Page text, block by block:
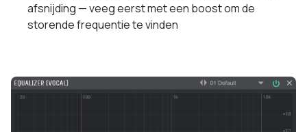
afsnijding — veeg eerst met een boost om de
storende frequentie te vinden